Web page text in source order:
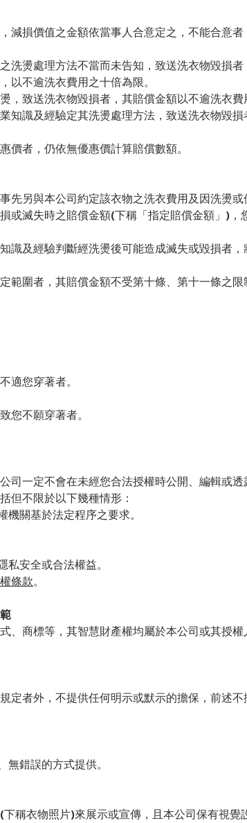
減損價值之金額依當事人合意定之，不能合意
洗燙處理方法不當而未告知，致送洗衣物毀損
以不逾洗衣費用之十倍為限。
致送洗衣物毀損者，其賠償金額以不逾洗衣費
知識及經驗定其洗燙處理方法，致送洗衣物毀
價者，仍依無優惠價計算賠償數額。
先另與本公司約定該衣物之洗衣費用及因洗燙
或滅失時之賠償金額(下稱「指定賠償金額」)
識及經驗判斷經洗燙後可能造成滅失或毀損者
範圍者，其賠償金額不受第十條、第十一條之
適您穿著者。
您不願穿著者。
司一定不會在未經您合法授權時公開、編輯或
但不限於以下幾種情形：
關基於法定程序之要求。
安全或合法權益。
條款。
、商標等，其智慧財產權均屬於本公司或其授
定者外，不提供任何明示或默示的擔保，前述不
錯誤的方式提供。
稱衣物照片)來展示或宣傳，且本公司保有視覺